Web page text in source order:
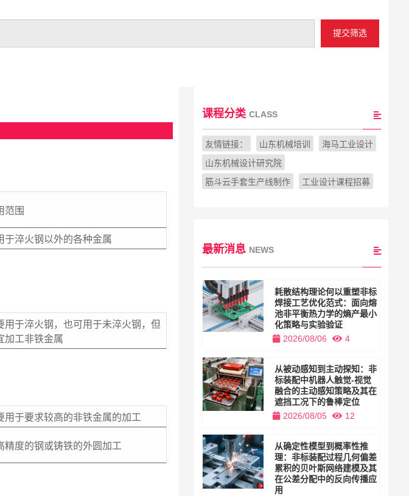
提交筛选
范围
于淬火钢以外的各种金属
用于淬火钢，也可用于未淬火钢，但
加工非铁金属
用于要求较高的非铁金属的加工
精度的钢或铸铁的外圆加工
课程分类 CLASS
友情链接： 山东机械培训
海马工业设计
山东机械设计研究院
筋斗云手套生产线制作
工业设计课程招募
最新消息 NEWS
耗散结构理论何以重塑非标
焊接工艺优化范式：面向熔
池非平衡热力学的熵产最小
化策略与实验验证
2026/08/06
4
从被动感知到主动探知：非
标装配中机器人触觉-视觉
融合的主动感知策略及其在
遮挡工况下的鲁棒定位
2026/08/05
12
从确定性模型到概率性推
理：非标装配过程几何偏差
累积的贝叶斯网络建模及其
在公差分配中的反向传播应
用